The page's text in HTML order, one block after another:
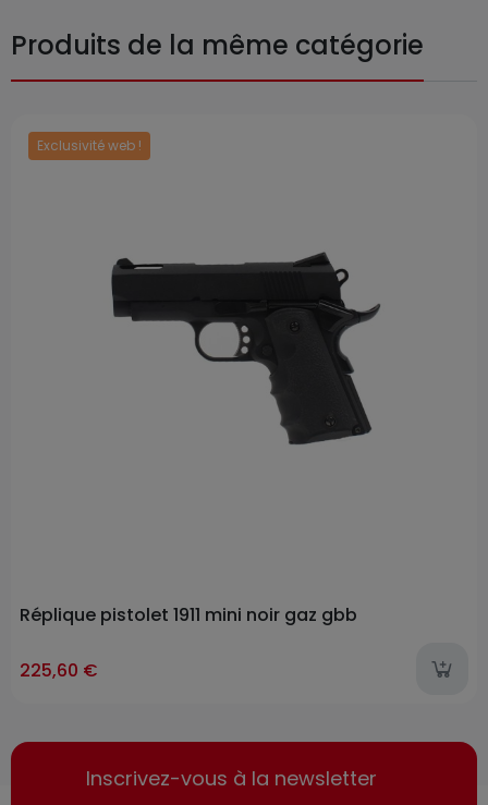
Produits de la même catégorie
Exclusivité web !
Réplique pistolet 1911 mini noir gaz gbb
225,60 €
Inscrivez-vous à la newsletter